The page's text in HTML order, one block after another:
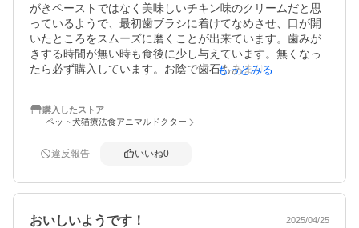
がきペーストではなく美味しいチキン味のクリームだと思
っているようで、最初歯ブラシに着けてなめさせ、口が開
いたところをスムーズに磨くことが出来ています。歯みが
きする時間が無い時も食後に少し与えています。無くなっ
たら必ず購入しています。お陰で歯石もあまりついていま
もっとみる
購入したストア
ペット犬猫療法食アニマルドクター
違反報告 いいね0
おいしいようです！ 2025/04/25